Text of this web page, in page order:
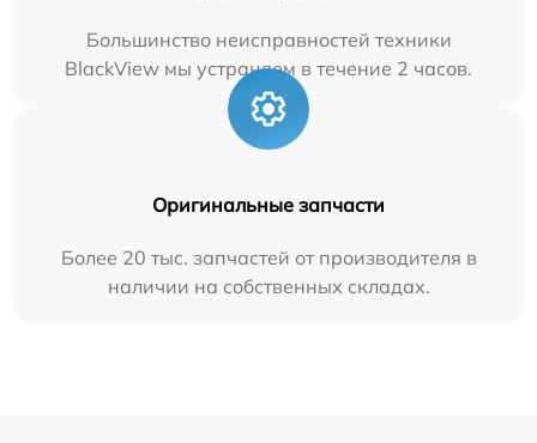
Большинство неисправностей техники
BlackView мы устраняем в течение 2 часов.
Оригинальные запчасти
Более 20 тыс. запчастей от производителя в
наличии на собственных складах.